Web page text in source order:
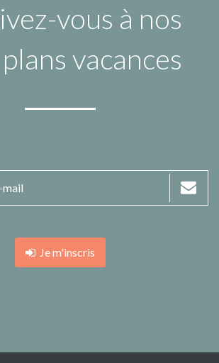
vous à nos
vacances
Je m'inscris